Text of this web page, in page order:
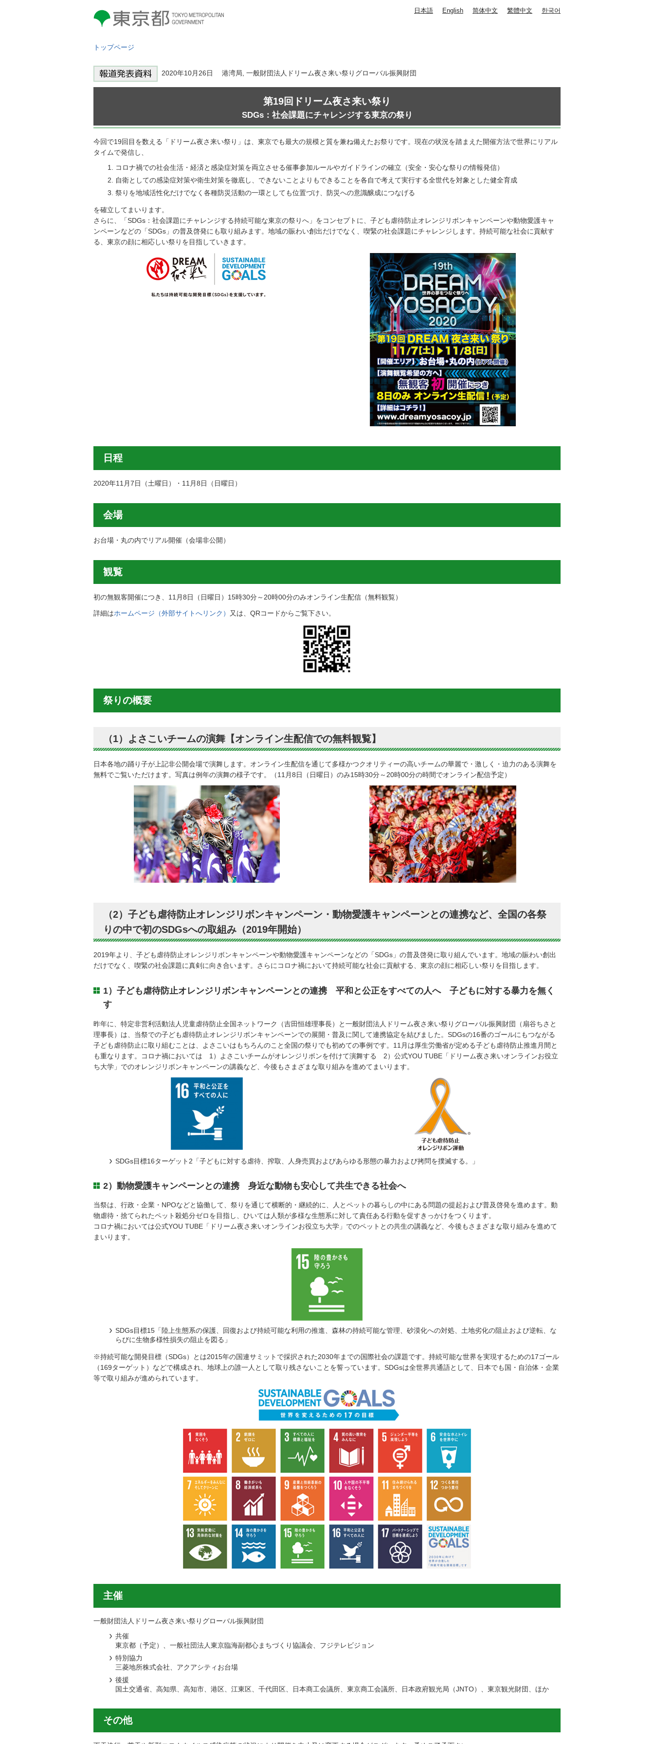
東京都 TOKYO METROPOLITAN
GOVERNMENT
日本語 English 简体中文 繁體中文 한국어
トップページ
2020年10月26日 港湾局, 一般財団法人ドリーム夜さ来い祭りグローバル振興財団
第19回ドリーム夜さ来い祭り
SDGs：社会課題にチャレンジする東京の祭り
今回で19回目を数える「ドリーム夜さ来い祭り」は、東京でも最大の規模と質を兼ね備えたお祭りです。現在の状況を踏まえた開催方法で世界にリアル
タイムで発信し、
コロナ禍での社会生活・経済と感染症対策を両立させる催事参加ルールやガイドラインの確立（安全・安心な祭りの情報発信）
自衛としての感染症対策や衛生対策を徹底し、できないことよりもできることを各自で考えて実行する全世代を対象とした健全育成
祭りを地域活性化だけでなく各種防災活動の一環としても位置づけ、防災への意識醸成につなげる
を確立してまいります。
さらに、「SDGs：社会課題にチャレンジする持続可能な東京の祭りへ」をコンセプトに、子ども虐待防止オレンジリボンキャンペーンや動物愛護キャ
ンペーンなどの「SDGs」の普及啓発にも取り組みます。地域の賑わい創出だけでなく、喫緊の社会課題にチャレンジします。持続可能な社会に貢献す
る、東京の顔に相応しい祭りを目指していきます。
日程
2020年11月7日（土曜日）・11月8日（日曜日）
会場
お台場・丸の内でリアル開催（会場非公開）
観覧
初の無観客開催につき、11月8日（日曜日）15時30分～20時00分のみオンライン生配信（無料観覧）
詳細はホームページ（外部サイトへリンク） 又は、QRコードからご覧下さい。
祭りの概要
（1）よさこいチームの演舞【オンライン生配信での無料観覧】
日本各地の踊り子が上記非公開会場で演舞します。オンライン生配信を通じて多様かつクオリティーの高いチームの華麗で・激しく・迫力のある演舞を
無料でご覧いただけます。写真は例年の演舞の様子です。（11月8日（日曜日）のみ15時30分～20時00分の時間でオンライン配信予定）
（2）子ども虐待防止オレンジリボンキャンペーン・動物愛護キャンペーンとの連携など、全国の各祭
りの中で初のSDGsへの取組み（2019年開始）
2019年より、子ども虐待防止オレンジリボンキャンペーンや動物愛護キャンペーンなどの「SDGs」の普及啓発に取り組んでいます。地域の賑わい創出
だけでなく、喫緊の社会課題に真剣に向き合います。さらにコロナ禍において持続可能な社会に貢献する、東京の顔に相応しい祭りを目指します。
1）子ども虐待防止オレンジリボンキャンペーンとの連携 平和と公正をすべての人へ 子どもに対する暴力を無く
す
昨年に、特定非営利活動法人児童虐待防止全国ネットワーク（吉田恒雄理事長）と一般財団法人ドリーム夜さ来い祭りグローバル振興財団（扇谷ちさと
理事長）は、当祭での子ども虐待防止オレンジリボンキャンペーンでの展開・普及に関して連携協定を結びました。SDGsの16番のゴールにもつながる
子ども虐待防止に取り組むことは、よさこいはもちろんのこと全国の祭りでも初めての事例です。11月は厚生労働省が定める子ども虐待防止推進月間と
も重なります。コロナ禍においては 1）よさこいチームがオレンジリボンを付けて演舞する 2）公式YOU TUBE「ドリーム夜さ来いオンラインお役立
ち大学」でのオレンジリボンキャンペーンの講義など、今後もさまざまな取り組みを進めてまいります。
SDGs目標16ターゲット2「子どもに対する虐待、搾取、人身売買およびあらゆる形態の暴力および拷問を撲滅する。」
2）動物愛護キャンペーンとの連携 身近な動物も安心して共生できる社会へ
当祭は、行政・企業・NPOなどと協働して、祭りを通じて横断的・継続的に、人とペットの暮らしの中にある問題の提起および普及啓発を進めます。動
物虐待・捨てられたペット殺処分ゼロを目指し、ひいては人類が多様な生態系に対して責任ある行動を促すきっかけをつくります。
コロナ禍においては公式YOU TUBE「ドリーム夜さ来いオンラインお役立ち大学」でのペットとの共生の講義など、今後もさまざまな取り組みを進めて
まいります。
SDGs目標15「陸上生態系の保護、回復および持続可能な利用の推進、森林の持続可能な管理、砂漠化への対処、土地劣化の阻止および逆転、な
らびに生物多様性損失の阻止を図る」
※持続可能な開発目標（SDGs）とは2015年の国連サミットで採択された2030年までの国際社会の課題です。持続可能な世界を実現するための17ゴール
（169ターゲット）などで構成され、地球上の誰一人として取り残さないことを誓っています。SDGsは全世界共通語として、日本でも国・自治体・企業
等で取り組みが進められています。
主催
一般財団法人ドリーム夜さ来い祭りグローバル振興財団
共催
東京都（予定）、一般社団法人東京臨海副都心まちづくり協議会、フジテレビジョン
特別協力
三菱地所株式会社、アクアシティお台場
後援
国土交通省、高知県、高知市、港区、江東区、千代田区、日本商工会議所、東京商工会議所、日本政府観光局（JNTO）、東京観光財団、ほか
その他